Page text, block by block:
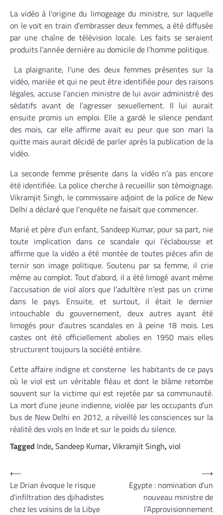
La vidéo à l’origine du limogeage du ministre, sur laquelle
on le voit en train d’embrasser deux femmes, a été diffusée
par une chaîne de télévision locale. Les faits se seraient
produits l’année dernière au domicile de l’homme politique.
La plaignante, l’une des deux femmes présentes sur la
vidéo, mariée et qui ne peut être identifiée pour des raisons
légales, accuse l’ancien ministre de lui avoir administré des
sédatifs avant de l’agresser sexuellement. Il lui aurait
ensuite promis un emploi. Elle a gardé le silence pendant
des mois, car elle affirme avait eu peur que son mari la
quitte mais aurait décidé de parler après la publication de la
vidéo.
La seconde femme présente dans la vidéo n’a pas encore
été identifiée. La police cherche à recueillir son témoignage.
Vikramjit Singh, le commissaire adjoint de la police de New
Delhi a déclaré que l’enquête ne faisait que commencer.
Marié et père d’un enfant, Sandeep Kumar, pour sa part, nie
toute implication dans ce scandale qui l’éclabousse et
affirme que la vidéo a été montée de toutes pièces afin de
ternir son image politique. Soutenu par sa femme, il crie
même au complot. Tout d’abord, il a été limogé avant même
l’accusation de viol alors que l’adultère n’est pas un crime
dans le pays. Ensuite, et surtout, il était le dernier
intouchable du gouvernement, deux autres ayant été
limogés pour d’autres scandales en à peine 18 mois. Les
castes ont été officiellement abolies en 1950 mais elles
structurent toujours la société entière.
Cette affaire indigne et consterne les habitants de ce pays
où le viol est un véritable fléau et dont le blâme retombe
souvent sur la victime qui est rejetée par sa communauté.
La mort d’une jeune indienne, violée par les occupants d’un
bus de New Delhi en 2012, a réveillé les consciences sur la
réalité des viols en Inde et sur le poids du silence.
Tagged Inde,Sandeep Kumar,Vikramjit Singh,viol
Navigation
de
l’article
⟵
Le Drian évoque le risque
d’infiltration des djihadistes
chez les voisins de la Libye
Egypte : nomination d’un
nouveau ministre de
l’Approvisionnement
⟶